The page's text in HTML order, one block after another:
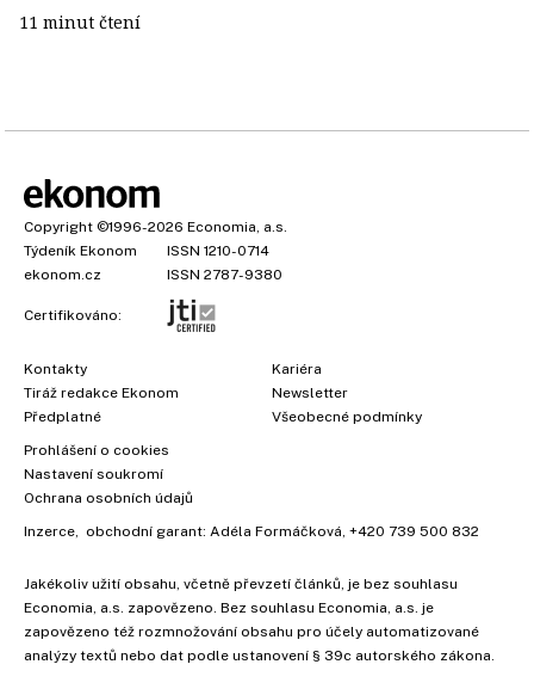
11 minut čtení
Copyright ©1996-2026 Economia, a.s.
Týdeník Ekonom
ISSN 1210-0714
ekonom.cz
ISSN 2787-9380
Certifikováno:
Kontakty
Tiráž redakce Ekonom
Předplatné
Kariéra
Newsletter
Všeobecné podmínky
Prohlášení o cookies
Nastavení soukromí
Ochrana osobních údajů
Inzerce, obchodní garant: Adéla Formáčková, +420 739 500 832
Jakékoliv užití obsahu, včetně převzetí článků, je bez souhlasu
Economia, a.s. zapovězeno. Bez souhlasu Economia, a.s. je
zapovězeno též rozmnožování obsahu pro účely automatizované
analýzy textů nebo dat podle ustanovení § 39c autorského zákona.